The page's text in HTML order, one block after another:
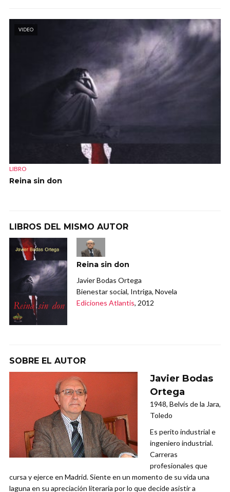
VIDEO
LIBRO
Reina sin don
LIBROS DEL MISMO AUTOR
Reina sin don
Javier Bodas Ortega
Bienestar social, Intriga, Novela
Ediciones Atlantis, 2012
SOBRE EL AUTOR
Javier Bodas
Ortega
1948, Belvís de la Jara,
Toledo
Es perito industrial e
ingeniero industrial.
Carreras
profesionales que
cursa y ejerce en Madrid. Siente en un momento de su vida una
laguna en su apreciación literaria por lo que decide asistir a